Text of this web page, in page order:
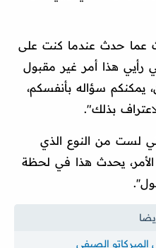
عما حدث عندما كنت على
رأيي هذا أمر غير مقبول
يمكنكم سؤاله بأنفسكم،
بذلك".
لست من النوع الذي
يحدث هذا في لحظة
الميركاتو الصيفي